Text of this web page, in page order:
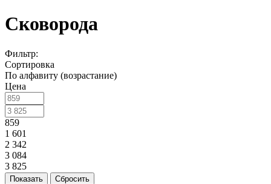
Сковорода
Фильтр:
Сортировка
По алфавиту (возрастание)
Цена
859
1 601
2 342
3 084
3 825
Показать Сбросить